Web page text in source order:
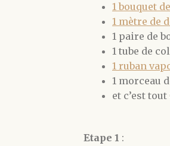
1 bouquet
1 mètre de
1 paire de
1 tube de
1 ruban
1 morceau
et c’est tout
Etape 1 :